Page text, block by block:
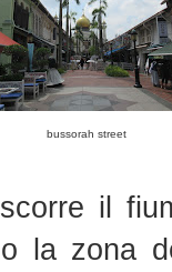
bussorah street
il
la zona